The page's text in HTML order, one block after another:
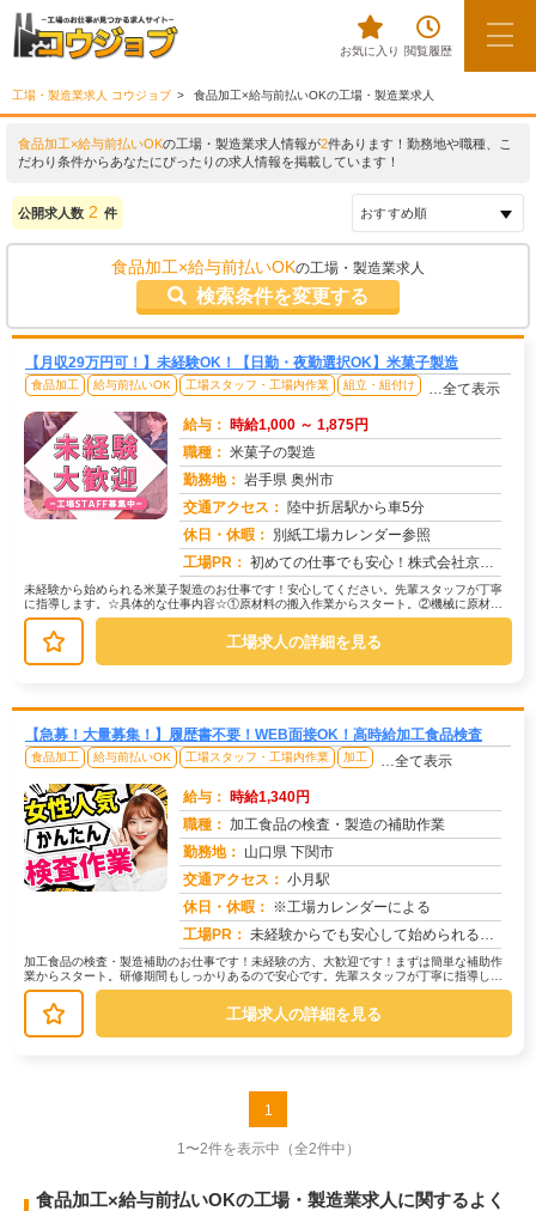
お気に入り 閲覧履歴
工場・製造業求人 コウジョブ 食品加工×給与前払いOKの工場・製造業求人
食品加工×給与前払いOKの工場・製造業求人情報が2件あります！勤務地や職種、こ
だわり条件からあなたにぴったりの求人情報を掲載しています！
公開求人数 2 件
食品加工×給与前払いOKの工場・製造業求人
検索条件を変更する
【月収29万円可！】未経験OK！【日勤・夜勤選択OK】米菓子製造
食品加工 給与前払いOK 工場スタッフ・工場内作業 組立・組付け …全て表示
給与： 時給1,000 ～ 1,875円
職種： 米菓子の製造
勤務地： 岩手県 奥州市
交通アクセス： 陸中折居駅から車5分
休日・休暇： 別紙工場カレンダー参照
工場PR： 初めての仕事でも安心！株式会社京栄センターで新しい一歩を踏み出しませんか？☆家具付き寮が初期費用0円で利用可能！→...
未経験から始められる米菓子製造のお仕事です！安心してください。先輩スタッフが丁寧
に指導します。☆具体的な仕事内容☆①原材料の搬入作業からスタート。②機械に原材料
を投入します。③機械を使った製造工...
工場求人の詳細を見る
【急募！大量募集！】履歴書不要！WEB面接OK！高時給加工食品検査
食品加工 給与前払いOK 工場スタッフ・工場内作業 加工 …全て表示
給与： 時給1,340円
職種： 加工食品の検査・製造の補助作業
勤務地： 山口県 下関市
交通アクセス： 小月駅
休日・休暇： ※工場カレンダーによる
工場PR： 未経験からでも安心して始められるお仕事です！幅広い年代の男女が活躍しており、先輩社員が丁寧に指導しますので、ご安心...
加工食品の検査・製造補助のお仕事です！未経験の方、大歓迎です！まずは簡単な補助作
業からスタート。研修期間もしっかりあるので安心です。先輩スタッフが丁寧に指導しま
す。具体的には、製造ラインでの補助...
工場求人の詳細を見る
1
1〜2件を表示中 （全2件中）
食品加工×給与前払いOKの工場・製造業求人に関するよく